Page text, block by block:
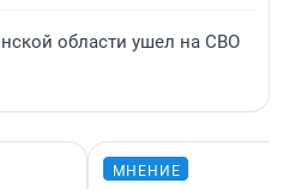
области ушел на СВО
МНЕНИЕ